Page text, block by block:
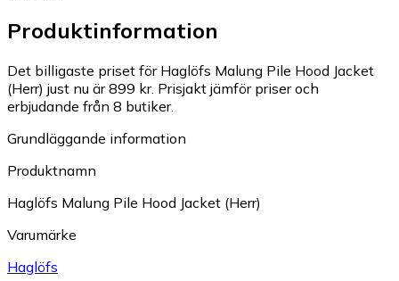
Produktinformation
Det billigaste priset för Haglöfs Malung Pile Hood Jacket
(Herr) just nu är 899 kr. Prisjakt jämför priser och
erbjudande från 8 butiker.
Grundläggande information
Produktnamn
Haglöfs Malung Pile Hood Jacket (Herr)
Varumärke
Haglöfs